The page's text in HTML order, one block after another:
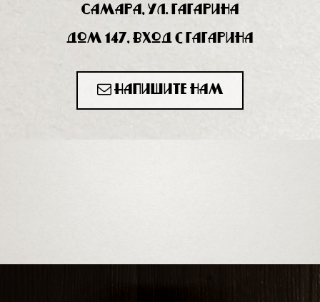
Самара, ул. Гагарина
дом 147, вход с Гагарина
Напишите нам